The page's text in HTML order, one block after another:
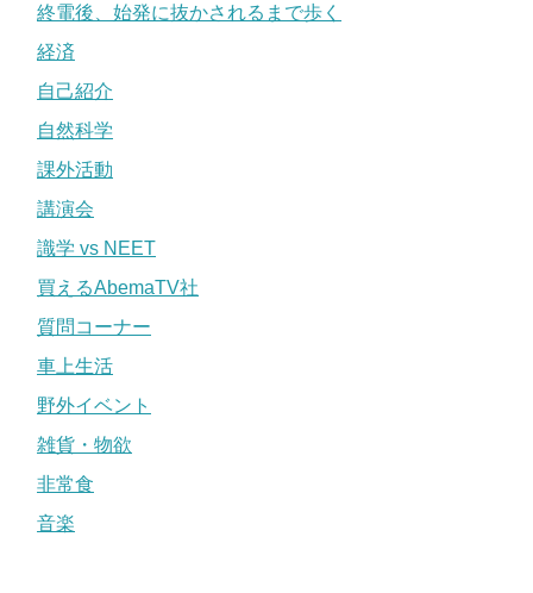
終電後、始発に抜かされるまで歩く
経済
自己紹介
自然科学
課外活動
講演会
識学 vs NEET
買えるAbemaTV社
質問コーナー
車上生活
野外イベント
雑貨・物欲
非常食
音楽